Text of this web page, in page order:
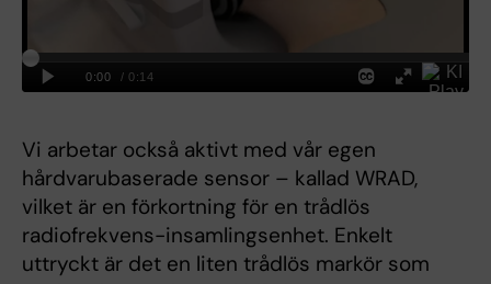
Vi arbetar också aktivt med vår egen
hårdvarubaserade sensor – kallad WRAD,
vilket är en förkortning för en trådlös
radiofrekvens-insamlingsenhet. Enkelt
uttryckt är det en liten trådlös markör som